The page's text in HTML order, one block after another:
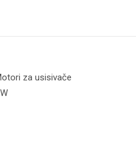
za usisivače